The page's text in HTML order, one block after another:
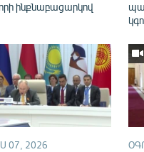
ինքնաբացարկով
07, 2026